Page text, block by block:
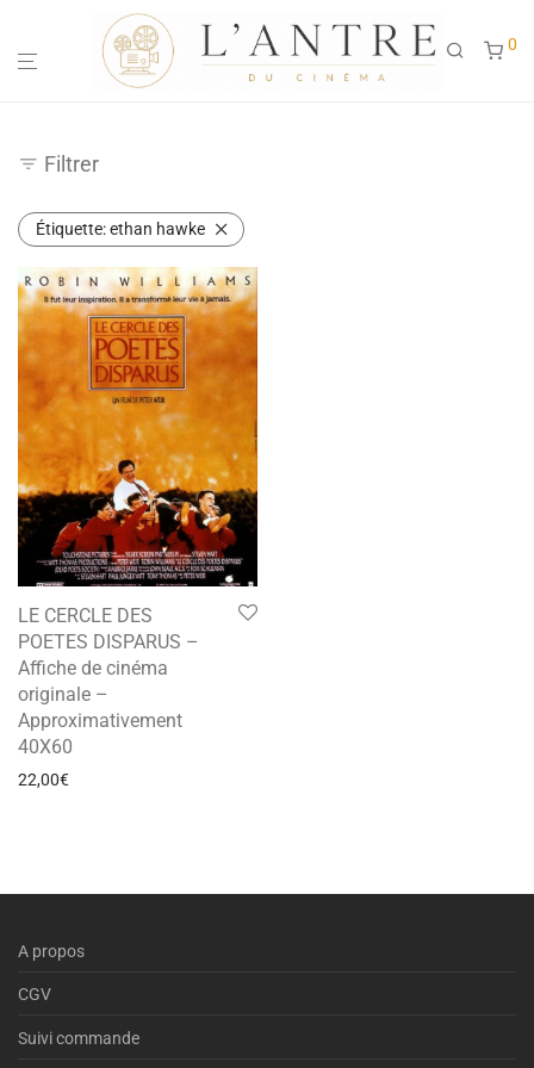
0
Filtrer
Étiquette:ethan hawke
LE CERCLE DES
POETES DISPARUS –
Affiche de cinéma
originale –
Approximativement
40X60
22,00€
A propos
CGV
Suivi commande